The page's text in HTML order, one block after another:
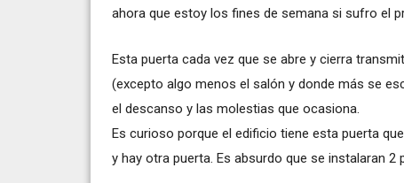
ahora que estoy los fines de semana si sufro el
Esta puerta cada vez que se abre y cierra
(excepto algo menos el salón y donde más se
el descanso y las molestias que ocasiona.
Es curioso porque el edificio tiene esta puerta
y hay otra puerta. Es absurdo que se instalaran 2